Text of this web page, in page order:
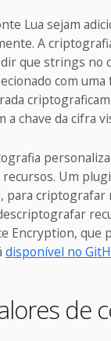
Lua sejam
A
que strings no
com
a chave da cifra
Um
para criptografar
Encryption, que
disponível no
de